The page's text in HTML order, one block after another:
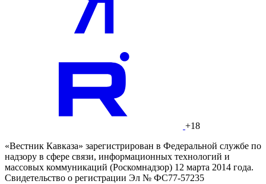
+18
«Вестник Кавказа» зарегистрирован в Федеральной службе по
надзору в сфере связи, информационных технологий и
массовых коммуникаций (Роскомнадзор) 12 марта 2014 года.
Свидетельство о регистрации Эл № ФС77-57235